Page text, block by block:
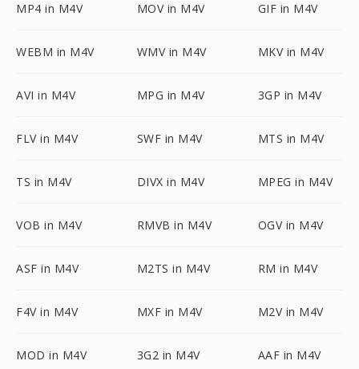
MP4 in M4V MOV in M4V GIF in M4V
WEBM in M4V WMV in M4V MKV in M4V
AVI in M4V MPG in M4V 3GP in M4V
FLV in M4V SWF in M4V MTS in M4V
TS in M4V DIVX in M4V MPEG in M4V
VOB in M4V RMVB in M4V OGV in M4V
ASF in M4V M2TS in M4V RM in M4V
F4V in M4V MXF in M4V M2V in M4V
MOD in M4V 3G2 in M4V AAF in M4V